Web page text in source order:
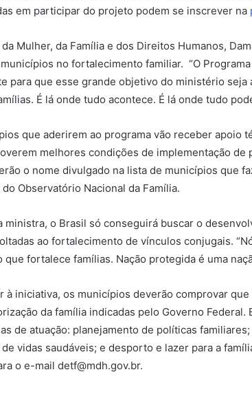
em participar do projeto podem se inscrever na
Mulher, da Família e dos Direitos Humanos,
no fortalecimento familiar. “O
para que esse grande objetivo do ministério seja
É lá onde tudo acontece. É lá onde tudo
que aderirem ao programa vão receber apoio
melhores condições de implementação de
o nome divulgado na lista de municípios que
Observatório Nacional da Família.
ministra, o Brasil só conseguirá buscar o
ao fortalecimento de vínculos conjugais.
que fortalece famílias. Nação protegida é uma
à iniciativa, os municípios deverão comprovar
da família indicadas pelo Governo
de atuação: planejamento de políticas
vidas saudáveis; e desporto e lazer para a
o e-mail detf@mdh.gov.br.